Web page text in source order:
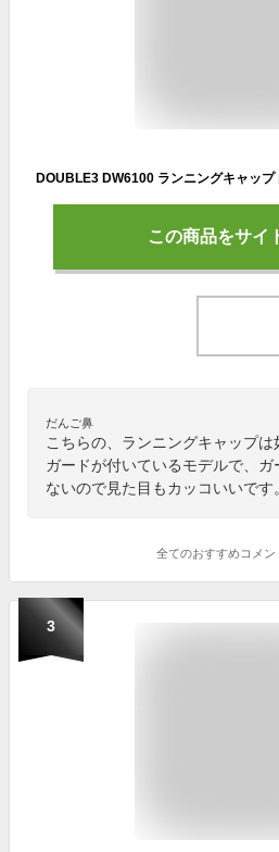
この商品をサイ
だんご鼻
こちらの、ランニングキャップ
ガードが付いているモデルで、
ないので見た目もカッコいいです。
全てのおすすめコメン
3